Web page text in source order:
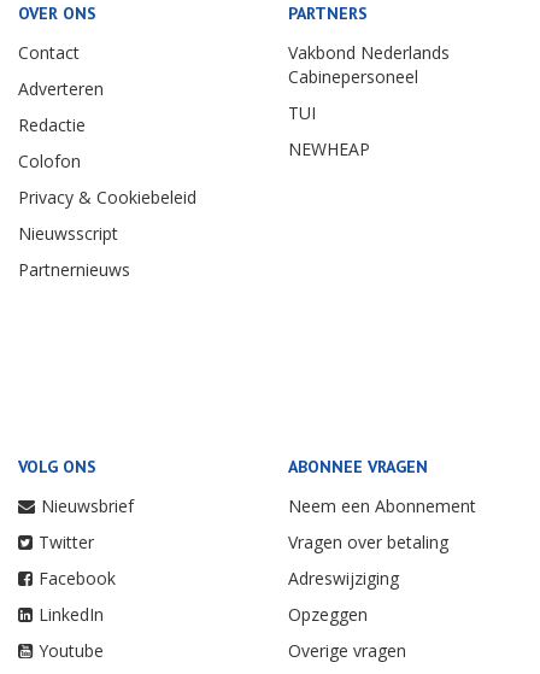
OVER ONS
Contact
Adverteren
Redactie
Colofon
Privacy & Cookiebeleid
Nieuwsscript
Partnernieuws
PARTNERS
Vakbond Nederlands
Cabinepersoneel
TUI
NEWHEAP
VOLG ONS
Nieuwsbrief
Twitter
Facebook
LinkedIn
Youtube
ABONNEE VRAGEN
Neem een Abonnement
Vragen over betaling
Adreswijziging
Opzeggen
Overige vragen